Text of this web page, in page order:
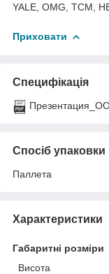
YALE, OMG, TCM,
Приховати
Специфікація
Спосіб упаковки
Паллета
Характеристики
Габаритні розміри
Висота